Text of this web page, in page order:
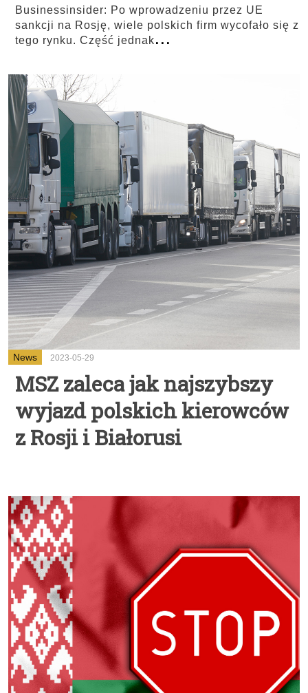
Businessinsider: Po wprowadzeniu przez UE
sankcji na Rosję, wiele polskich firm wycofało się z
tego rynku. Część jednak...
News 2023-05-29
MSZ zaleca jak najszybszy
wyjazd polskich kierowców
z Rosji i Białorusi